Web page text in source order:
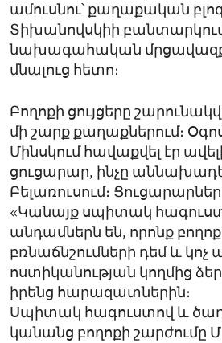
ամուսնու՝ քաղաքական
Տիխանովսկիի
նախագահական
մնալուց հետո։
Բողոքի ցույցերը
մի շարք քաղաքներում։
Մինսկում հավաքվել էր
ցուցարար, ինչը
Բելառուսում։
«Կանայք սպիտակ
անդամներն են, որոնք
բռնաճնշումների դեմ և կոչ
ոստիկանության կողմից
իրենց հարազատներին։
Սպիտակ հագուստով և
կանանց բողոքի շարժումը